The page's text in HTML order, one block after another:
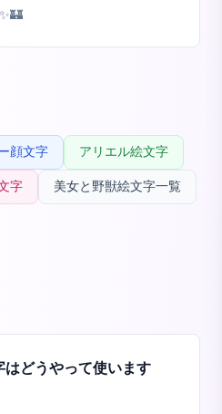
顔文字 アリエル絵文字
字 美女と野獣絵文字一覧
どうやって使います